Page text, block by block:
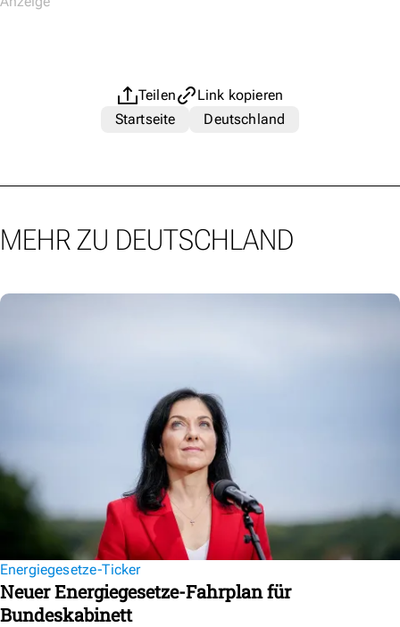
Teilen
Link kopieren
Startseite
Deutschland
MEHR ZU DEUTSCHLAND
Energiegesetze-Ticker
Neuer Energiegesetze-Fahrplan für
Bundeskabinett